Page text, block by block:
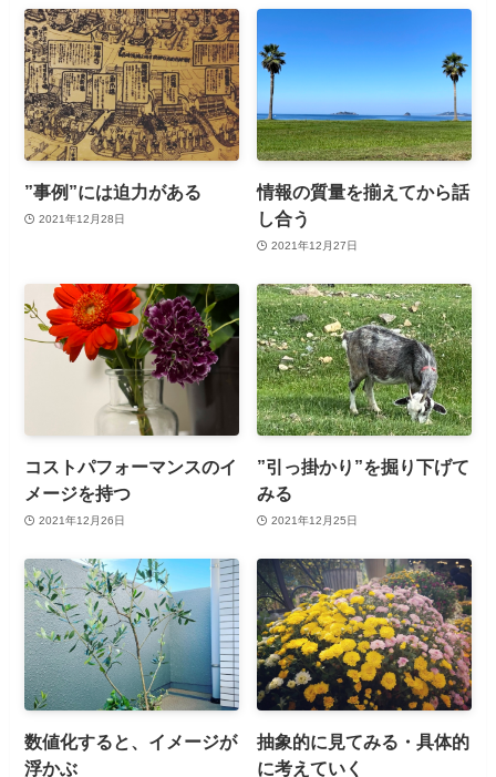
”事例”には迫力がある
2021年12月28日
情報の質量を揃えてから話
し合う
2021年12月27日
コストパフォーマンスのイ
メージを持つ
2021年12月26日
”引っ掛かり”を掘り下げて
みる
2021年12月25日
数値化すると、イメージが
浮かぶ
抽象的に見てみる・具体的
に考えていく